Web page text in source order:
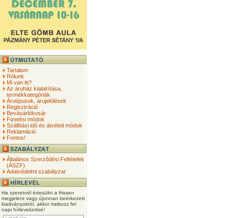
Tartalom
Rólunk
Mi van itt?
Az áruház kialakítása,
termékkategóriák
Árutípusok, árujelölések
Regisztráció
Bevásárlókosár
Fizetési módok
Szállítási idő és átvételi módok
Reklamáció
Fontos!
Általános Szerződési Feltételek
(ÁSZF)
Adatvédelmi szabályzat
Ha szeretnél értesülni a frissen
megjelent vagy újonnan beérkezett
kiadványokról, akkor iratkozz fel
napi hírlevelünkre!